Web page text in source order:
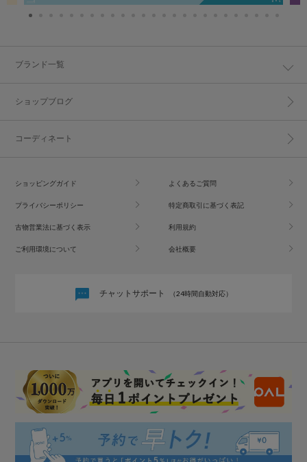
ブランド一覧
ショップブログ
コーディネート
ショッピングガイド よくあるご質問
プライバシーポリシー 特定商取引に基づく表記
古物営業法に基づく表示 利用規約
ご利用環境について 会社概要
チャットサポート （24時間自動対応）